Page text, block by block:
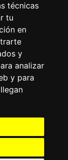
técnicas
tu
en
y
analizar
y para
de
(Gijón)
de denuncias
de Pago por